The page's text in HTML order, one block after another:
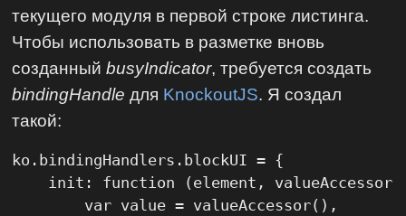
текущего модуля в первой строке листинга.
Чтобы использовать в разметке вновь
созданныйbusyIndicator, требуется создать
bindingHandle для KnockoutJS. Я создал
такой:
ko.bindingHandlers.blockUI = {
init: function (element, valueAccessor)
        var value = valueAccessor(),